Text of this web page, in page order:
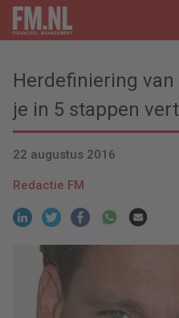
Herdefiniering
je in 5 stappen
22 augustus 2016
Redactie FM